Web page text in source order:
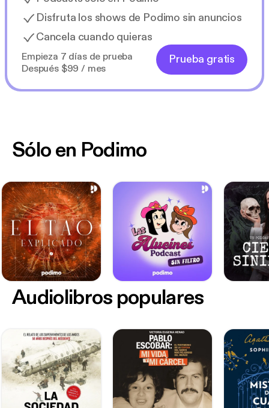
Disfruta los shows de Podimo sin anuncios
Cancela cuando quieras
Empieza 7 días de prueba
Después $99 / mes
Prueba gratis
Sólo en Podimo
Audiolibros populares